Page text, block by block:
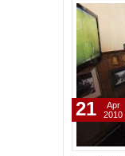
21
Apr
2010